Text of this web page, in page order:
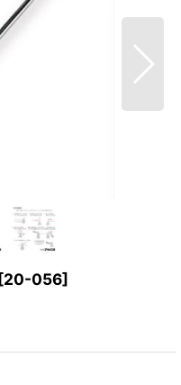
[20-056]